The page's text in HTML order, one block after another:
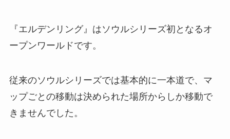
『エルデンリング』はソウルシリーズ初となるオ
ープンワールドです。
従来のソウルシリーズでは基本的に一本道で、マ
ップごとの移動は決められた場所からしか移動で
きませんでした。